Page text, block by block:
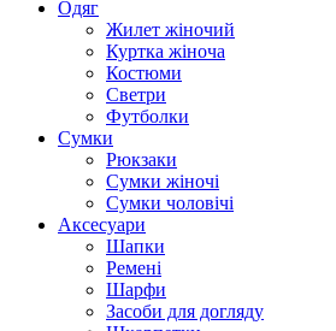
Одяг
Жилет жіночий
Куртка жіноча
Костюми
Светри
Футболки
Сумки
Рюкзаки
Сумки жіночі
Сумки чоловічі
Аксеcуари
Шапки
Ремені
Шарфи
Засоби для догляду